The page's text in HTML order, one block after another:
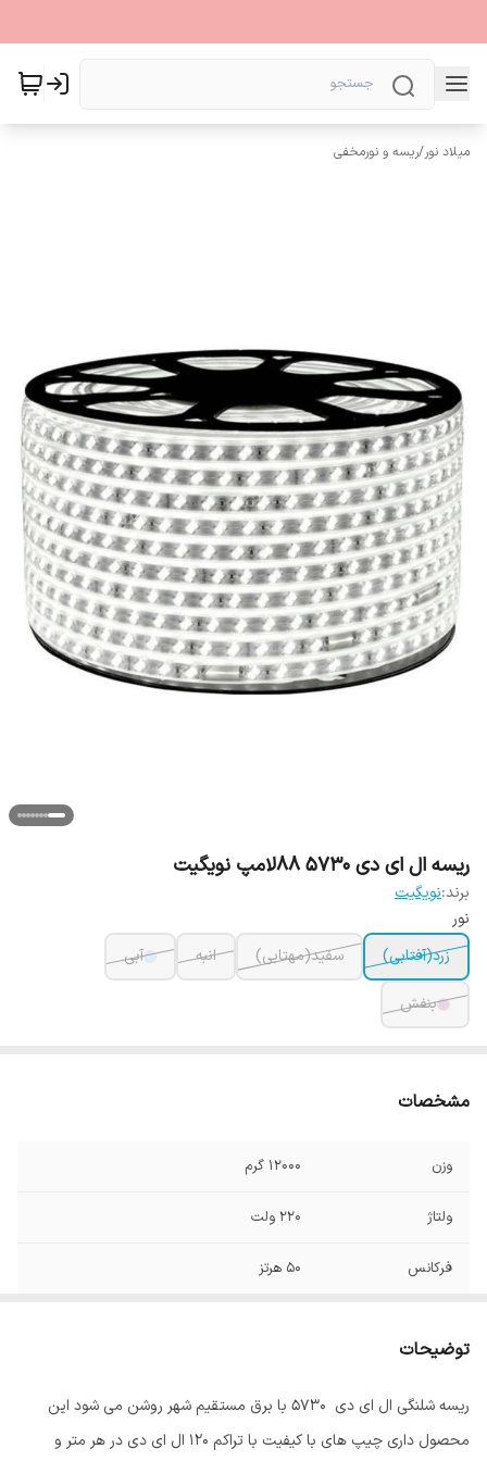
میلاد نور/ریسه و نورمخفی
ریسه ال ای دی 5730 88لامپ نویگیت
برند:نویگیت
نور
زرد(آفتابی)
سفید(مهتابی) انبه آبی
بنفش
مشخصات
وزن 12000 گرم
ولتاژ 220 ولت
فرکانس 50 هرتز
توان هر متر
توضیحات
ریسه شلنگی ال ای دی 5730 با برق مستقیم شهر روشن می شود این
محصول داری چیپ های با کیفیت با تراکم 120 ال ای دی در هر متر و